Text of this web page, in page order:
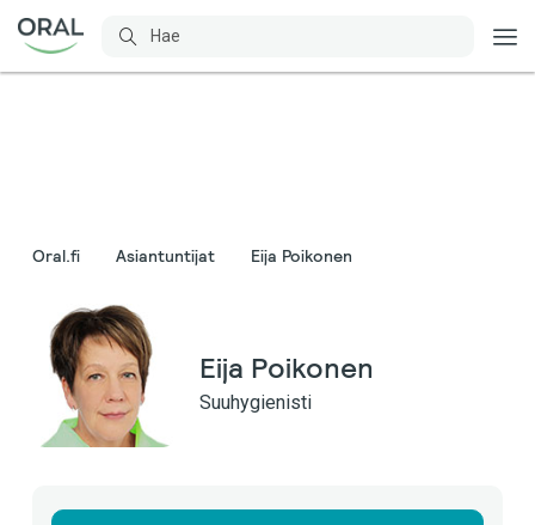
Oral.fi Asiantuntijat Eija Poikonen
Eija Poikonen
Suuhygienisti